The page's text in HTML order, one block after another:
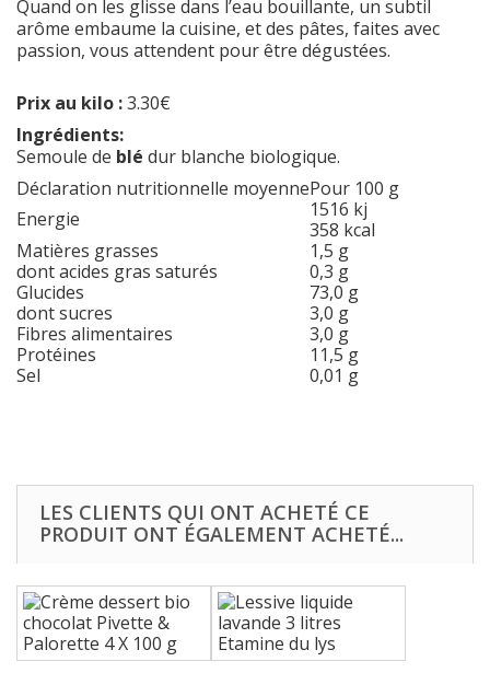
Quand on les glisse dans l’eau bouillante, un subtil
arôme embaume la cuisine, et des pâtes, faites avec
passion, vous attendent pour être dégustées.
Prix au kilo :3.30€
Ingrédients:
Semoule de blé dur blanche biologique.
Déclaration nutritionnelle moyennePour 100 g
Energie
1516 kj
358 kcal
Matières grasses
dont acides gras saturés
1,5 g
0,3 g
Glucides
dont sucres
73,0 g
3,0 g
Fibres alimentaires
3,0 g
Protéines
11,5 g
Sel
0,01 g
LES CLIENTS QUI ONT ACHETÉ CE
PRODUIT ONT ÉGALEMENT ACHETÉ...